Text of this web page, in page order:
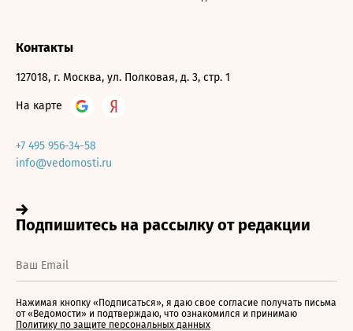
Контакты
127018, г. Москва, ул. Полковая, д. 3, стр. 1
На карте
+7 495 956-34-58
info@vedomosti.ru
Нажимая кнопку «Подписаться», я даю свое согласие получать письма
от «Ведомости» и подтверждаю, что ознакомился и принимаю
Политику по защите персональных данных